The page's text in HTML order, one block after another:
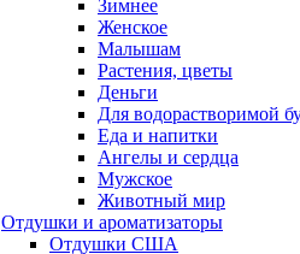
Зимнее
Женское
Малышам
Растения, цветы
Деньги
Для водорастворимой
Еда и напитки
Ангелы и сердца
Мужское
Животный мир
Отдушки и ароматизаторы
Отдушки США